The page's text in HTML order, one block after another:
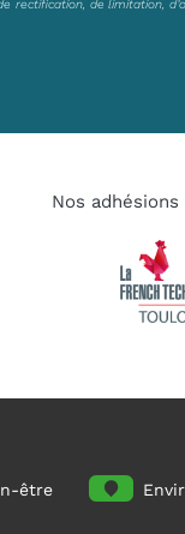
rectification, de
Nos adhésions
être